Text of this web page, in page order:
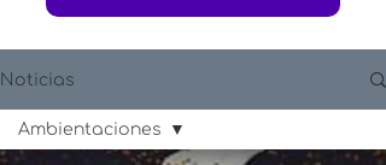
Noticias
Ambientaciones